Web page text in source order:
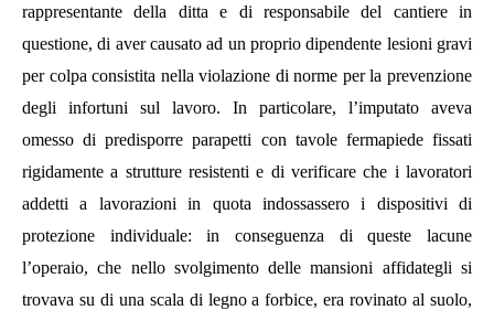
rappresentante della ditta e di responsabile del cantiere in
questione, di aver causato ad un proprio dipendente lesioni gravi
per colpa consistita nella violazione di norme per la prevenzione
degli infortuni sul lavoro. In particolare, l’imputato aveva
omesso di predisporre parapetti con tavole fermapiede fissati
rigidamente a strutture resistenti e di verificare che i lavoratori
addetti a lavorazioni in quota indossassero i dispositivi di
protezione individuale: in conseguenza di queste lacune
l’operaio, che nello svolgimento delle mansioni affidategli si
trovava su di una scala di legno a forbice, era rovinato al suolo,